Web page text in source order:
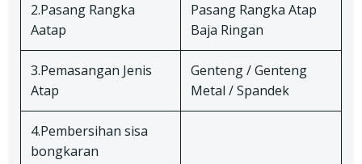
2.Pasang Rangka
Aatap
Pasang Rangka Atap
Baja Ringan
3.Pemasangan Jenis
Atap
Genteng / Genteng
Metal / Spandek
4.Pembersihan sisa
bongkaran